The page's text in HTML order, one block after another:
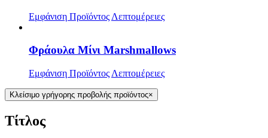
Εμφάνιση Προϊόντος Λεπτομέρειες
Φράουλα Μίνι Marshmallows
Εμφάνιση Προϊόντος Λεπτομέρειες
Κλείσιμο γρήγορης προβολής προϊόντος×
Τίτλος